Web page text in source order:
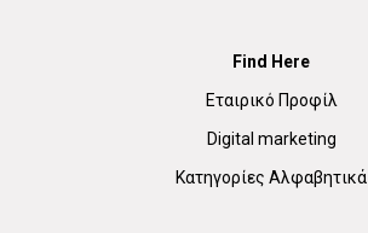
Find Here
Εταιρικό Προφίλ
Digital marketing
Κατηγορίες Αλφαβητικά